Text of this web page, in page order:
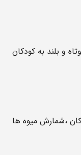
و بلند به کودکان
،شمارش میوه ها